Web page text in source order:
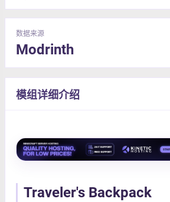
数据来源
Modrinth
模组详细介绍
Traveler's Backpack